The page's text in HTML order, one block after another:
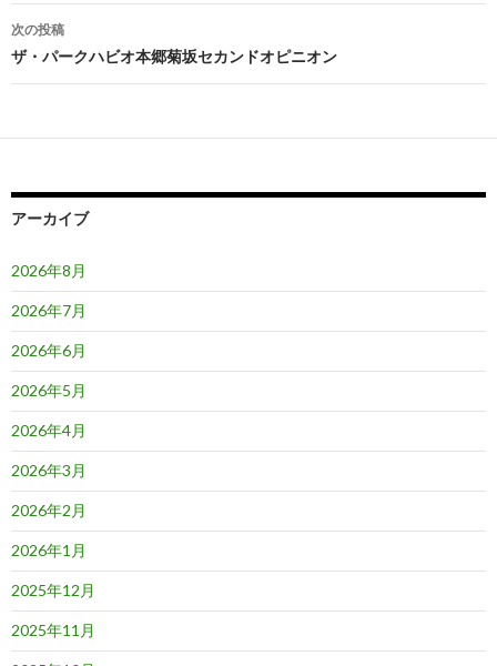
ナ
ビ
ゲ
ー
ョ
次の投稿
ザ・パークハビオ本郷菊坂セカンドオピニオン
アーカイブ
2026年8月
2026年7月
2026年6月
2026年5月
2026年4月
2026年3月
2026年2月
2026年1月
2025年12月
2025年11月